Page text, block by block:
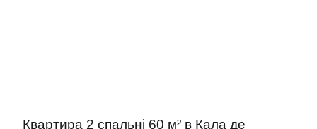
Квартира 2 спальні 60 м² в Кала де